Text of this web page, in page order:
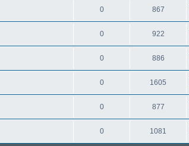
0 867
0 922
0 886
0 1605
0 877
0 1081